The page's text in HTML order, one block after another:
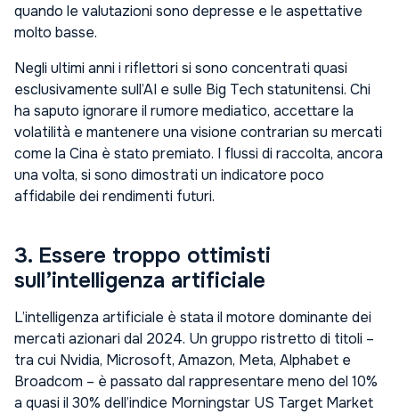
quando le valutazioni sono depresse e le aspettative
molto basse.
Negli ultimi anni i riflettori si sono concentrati quasi
esclusivamente sull’AI e sulle Big Tech statunitensi. Chi
ha saputo ignorare il rumore mediatico, accettare la
volatilità e mantenere una visione contrarian su mercati
come la Cina è stato premiato. I flussi di raccolta, ancora
una volta, si sono dimostrati un indicatore poco
affidabile dei rendimenti futuri.
3. Essere troppo ottimisti
sull’intelligenza artificiale
L’intelligenza artificiale è stata il motore dominante dei
mercati azionari dal 2024. Un gruppo ristretto di titoli –
tra cui Nvidia, Microsoft, Amazon, Meta, Alphabet e
Broadcom – è passato dal rappresentare meno del 10%
a quasi il 30% dell’indice Morningstar US Target Market